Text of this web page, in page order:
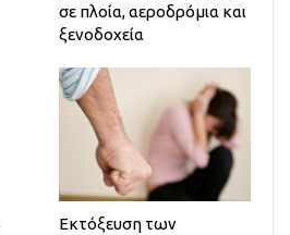
σε πλοία, αεροδρόμια και
ξενοδοχεία
Εκτόξευση των